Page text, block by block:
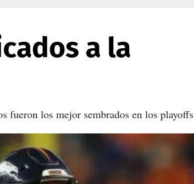
a la
fueron los mejor sembrados en los playoffs